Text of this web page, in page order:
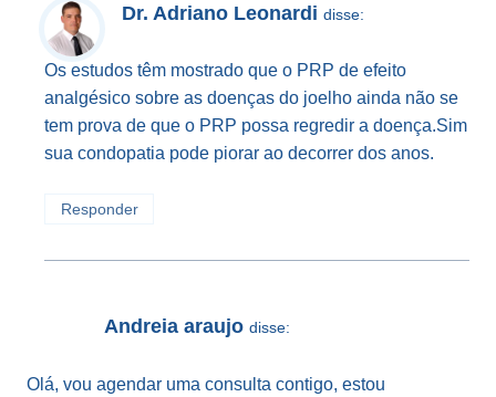
Dr. Adriano Leonardi disse:
Os estudos têm mostrado que o PRP de efeito
analgésico sobre as doenças do joelho ainda não se
tem prova de que o PRP possa regredir a doença.Sim
sua condopatia pode piorar ao decorrer dos anos.
Responder
Andreia araujo disse:
Olá, vou agendar uma consulta contigo, estou